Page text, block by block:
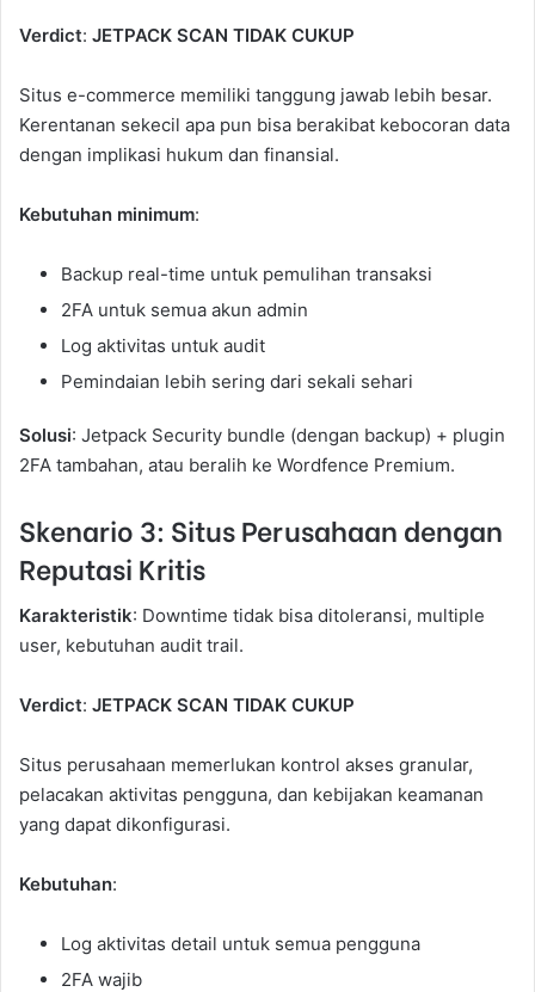
Verdict: JETPACK SCAN TIDAK CUKUP
Situs e-commerce memiliki tanggung jawab lebih besar.
Kerentanan sekecil apa pun bisa berakibat kebocoran data
dengan implikasi hukum dan finansial.
Kebutuhan minimum:
Backup real-time untuk pemulihan transaksi
2FA untuk semua akun admin
Log aktivitas untuk audit
Pemindaian lebih sering dari sekali sehari
Solusi: Jetpack Security bundle (dengan backup) + plugin
2FA tambahan, atau beralih ke Wordfence Premium.
Skenario 3: Situs Perusahaan dengan
Reputasi Kritis
Karakteristik: Downtime tidak bisa ditoleransi, multiple
user, kebutuhan audit trail.
Verdict: JETPACK SCAN TIDAK CUKUP
Situs perusahaan memerlukan kontrol akses granular,
pelacakan aktivitas pengguna, dan kebijakan keamanan
yang dapat dikonfigurasi.
Kebutuhan:
Log aktivitas detail untuk semua pengguna
2FA wajib